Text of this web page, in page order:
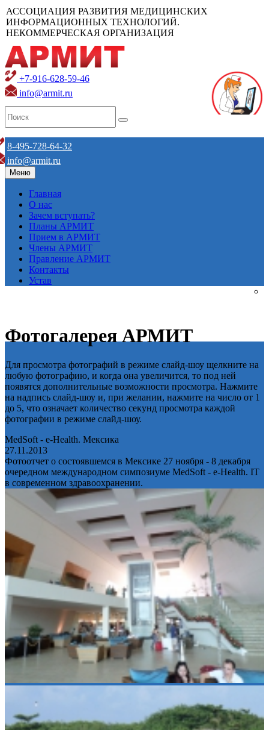
АССОЦИАЦИЯ РАЗВИТИЯ МЕДИЦИНСКИХ
ИНФОРМАЦИОННЫХ ТЕХНОЛОГИЙ.
НЕКОММЕРЧЕСКАЯ ОРГАНИЗАЦИЯ
+7-916-628-59-46
info@armit.ru
8-495-728-64-32
info@armit.ru
Меню
Главная
О нас
Зачем вступать?
Планы АРМИТ
Прием в АРМИТ
Члены АРМИТ
Правление АРМИТ
Контакты
Устав
Фотогалерея АРМИТ
Для просмотра фотографий в режиме слайд-шоу щелкните на
любую фотографию, и когда она увеличится, то под ней
появятся дополнительные возможности просмотра. Нажмите
на надпись слайд-шоу и, при желании, нажмите на число от 1
до 5, что означает количество секунд просмотра каждой
фотографии в режиме слайд-шоу.
MedSoft - e-Health. Мексика
27.11.2013
Фотоотчет о состоявшемся в Мексике 27 ноября - 8 декабря
очередном международном симпозиуме MedSoft - e-Health. IT
в современном здравоохранении.